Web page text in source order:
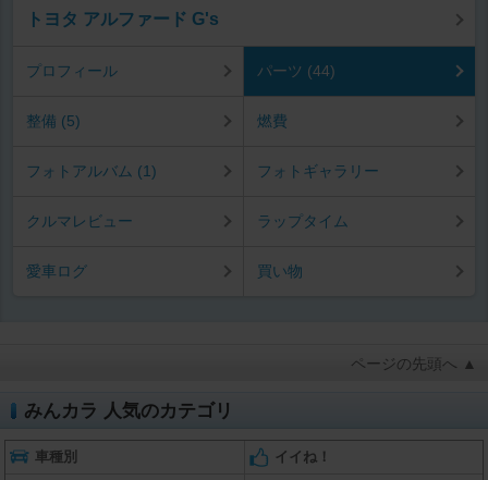
トヨタ アルファード G's
プロフィール パーツ (44)
整備 (5) 燃費
フォトアルバム (1) フォトギャラリー
クルマレビュー ラップタイム
愛車ログ 買い物
ページの先頭へ ▲
みんカラ 人気のカテゴリ
車種別 イイね！